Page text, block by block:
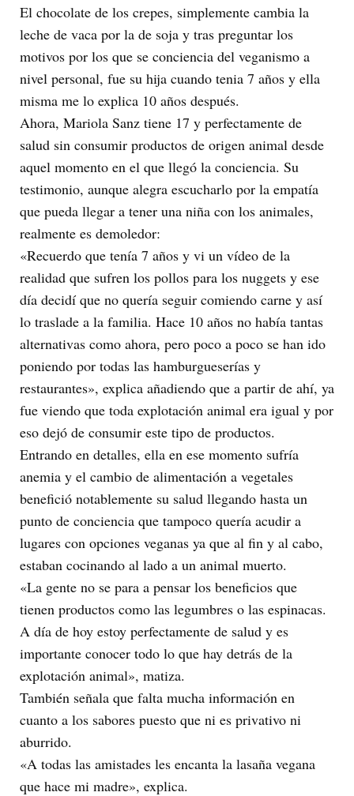
El chocolate de los crepes, simplemente cambia la
leche de vaca por la de soja y tras preguntar los
motivos por los que se conciencia del veganismo a
nivel personal, fue su hija cuando tenia 7 años y ella
misma me lo explica 10 años después.
Ahora, Mariola Sanz tiene 17 y perfectamente de
salud sin consumir productos de origen animal desde
aquel momento en el que llegó la conciencia. Su
testimonio, aunque alegra escucharlo por la empatía
que pueda llegar a tener una niña con los animales,
realmente es demoledor:
«Recuerdo que tenía 7 años y vi un vídeo de la
realidad que sufren los pollos para los nuggets y ese
día decidí que no quería seguir comiendo carne y así
lo traslade a la familia. Hace 10 años no había tantas
alternativas como ahora, pero poco a poco se han ido
poniendo por todas las hamburgueserías y
restaurantes», explica añadiendo que a partir de ahí, ya
fue viendo que toda explotación animal era igual y por
eso dejó de consumir este tipo de productos.
Entrando en detalles, ella en ese momento sufría
anemia y el cambio de alimentación a vegetales
benefició notablemente su salud llegando hasta un
punto de conciencia que tampoco quería acudir a
lugares con opciones veganas ya que al fin y al cabo,
estaban cocinando al lado a un animal muerto.
«La gente no se para a pensar los beneficios que
tienen productos como las legumbres o las espinacas.
A día de hoy estoy perfectamente de salud y es
importante conocer todo lo que hay detrás de la
explotación animal», matiza.
También señala que falta mucha información en
cuanto a los sabores puesto que ni es privativo ni
aburrido.
«A todas las amistades les encanta la lasaña vegana
que hace mi madre», explica.